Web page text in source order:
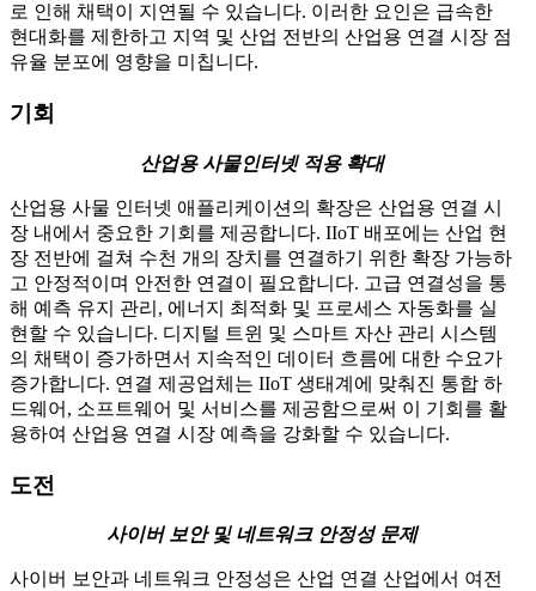
로 인해 채택이 지연될 수 있습니다. 이러한 요인은 급속한
현대화를 제한하고 지역 및 산업 전반의 산업용 연결 시장 점
유율 분포에 영향을 미칩니다.
기회
산업용 사물인터넷 적용 확대
산업용 사물 인터넷 애플리케이션의 확장은 산업용 연결 시
장 내에서 중요한 기회를 제공합니다. IIoT 배포에는 산업 현
장 전반에 걸쳐 수천 개의 장치를 연결하기 위한 확장 가능하
고 안정적이며 안전한 연결이 필요합니다. 고급 연결성을 통
해 예측 유지 관리, 에너지 최적화 및 프로세스 자동화를 실
현할 수 있습니다. 디지털 트윈 및 스마트 자산 관리 시스템
의 채택이 증가하면서 지속적인 데이터 흐름에 대한 수요가
증가합니다. 연결 제공업체는 IIoT 생태계에 맞춰진 통합 하
드웨어, 소프트웨어 및 서비스를 제공함으로써 이 기회를 활
용하여 산업용 연결 시장 예측을 강화할 수 있습니다.
도전
사이버 보안 및 네트워크 안정성 문제
사이버 보안과 네트워크 안정성은 산업 연결 산업에서 여전